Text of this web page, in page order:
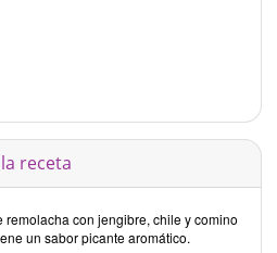
receta
remolacha con jengibre, chile y comino
un sabor picante aromático.